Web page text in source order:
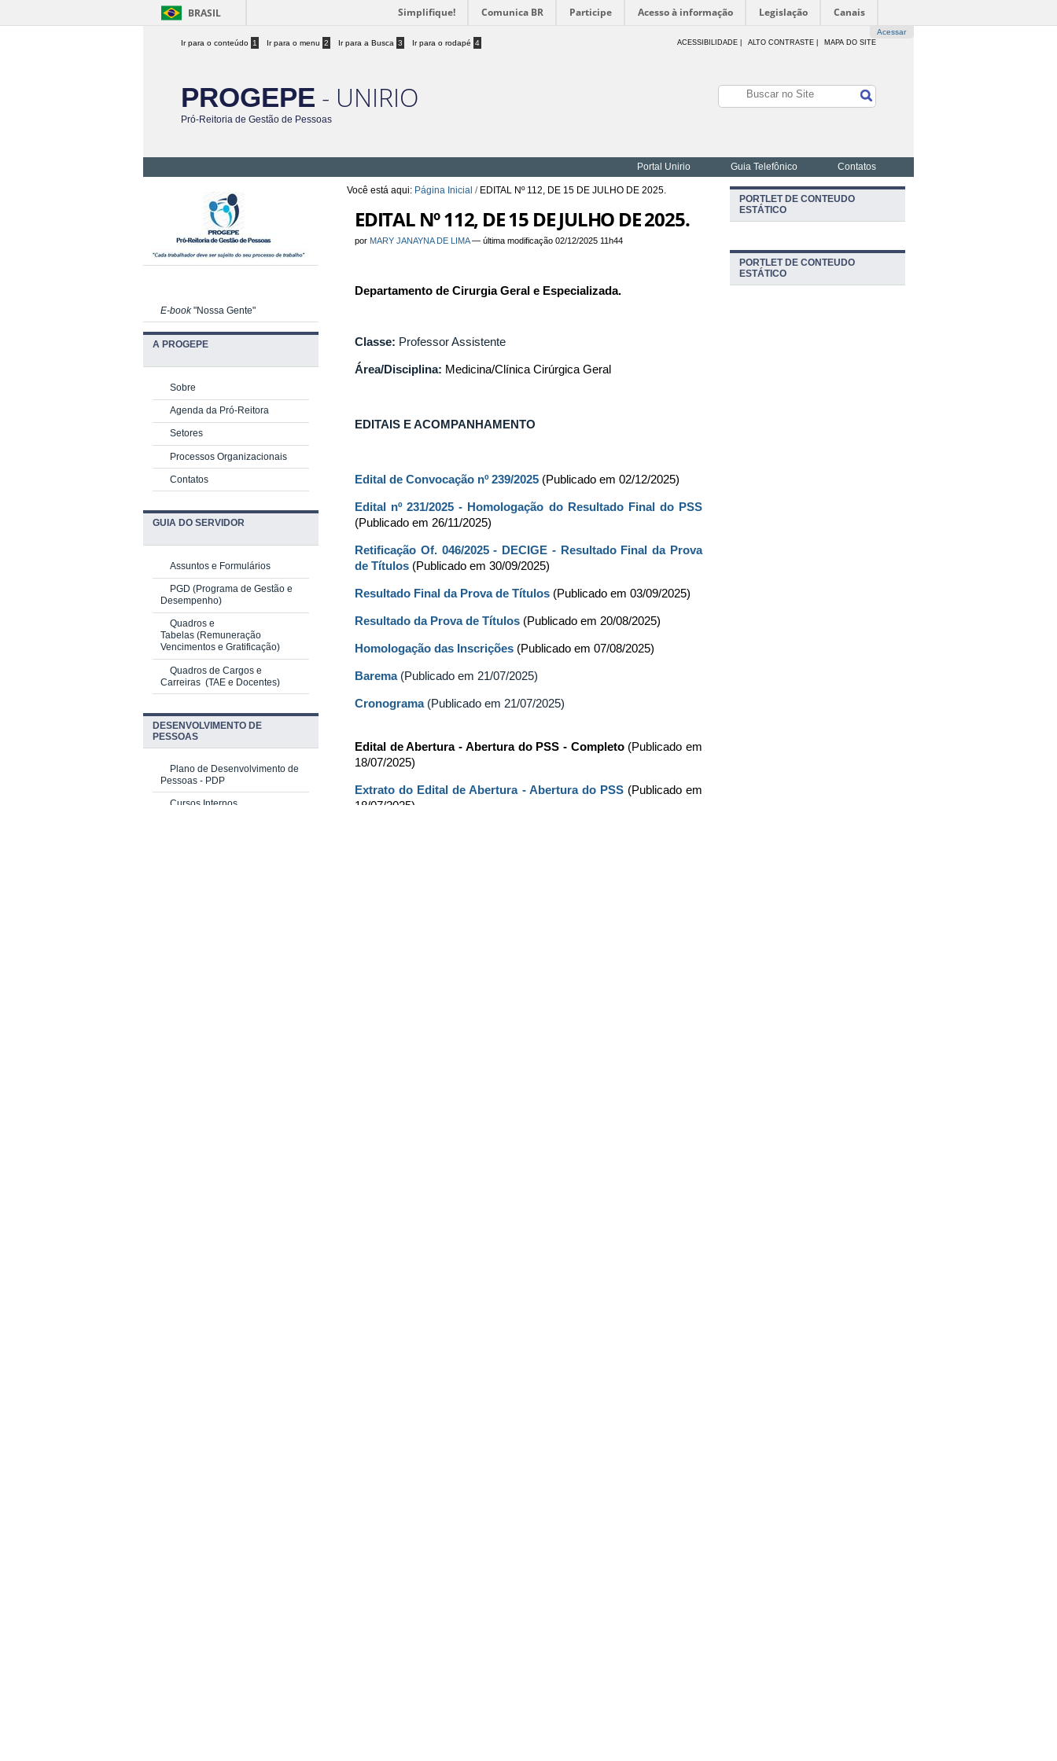
BRASIL Simplifique! Comunica BR Participe Acesso à informação Legislação Canais
Acessar
Ir para o conteúdo 1 Ir para o menu 2 Ir para a Busca 3 Ir para o rodapé 4 ACESSIBILIDADE ALTO CONTRASTE | MAPA DO SITE
PROGEPE - UNIRIO
Pró-Reitoria de Gestão de Pessoas
Portal Unirio Guia Telefônico Contatos
Você está aqui: Página Inicial / EDITAL Nº 112, DE 15 DE JULHO DE 2025.
EDITAL Nº 112, DE 15 DE JULHO DE 2025.
por MARY JANAYNA DE LIMA—última modificação 02/12/2025 11h44
Departamento de Cirurgia Geral e Especializada.
Classe: Professor Assistente
Área/Disciplina: Medicina/Clínica Cirúrgica Geral
EDITAIS E ACOMPANHAMENTO
Edital de Convocação nº 239/2025 (Publicado em 02/12/2025)
Edital nº 231/2025 - Homologação do Resultado Final do PSS
(Publicado em 26/11/2025)
Retificação Of. 046/2025 - DECIGE - Resultado Final da Prova
de Títulos (Publicado em 30/09/2025)
Resultado Final da Prova de Títulos (Publicado em 03/09/2025)
Resultado da Prova de Títulos (Publicado em 20/08/2025)
Homologação das Inscrições (Publicado em 07/08/2025)
Barema (Publicado em 21/07/2025)
Cronograma (Publicado em 21/07/2025)
Edital de Abertura - Abertura do PSS - Completo (Publicado em
18/07/2025)
Extrato do Edital de Abertura - Abertura do PSS (Publicado em
18/07/2025)
E-book"Nossa Gente"
A PROGEPE
Sobre
Agenda da Pró-Reitora
Setores
Processos Organizacionais
Contatos
GUIA DO SERVIDOR
Assuntos e Formulários
PGD (Programa de Gestão e
Desempenho)
Quadros e
Tabelas (Remuneração
Vencimentos e Gratificação)
Quadros de Cargos e
Carreiras (TAE e Docentes)
DESENVOLVIMENTO DE
PESSOAS
Plano de Desenvolvimento de
Pessoas - PDP
Cursos Internos
PORTLET DE CONTEUDO
ESTÁTICO
PORTLET DE CONTEUDO
ESTÁTICO